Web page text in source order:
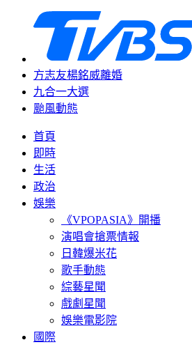
方志友楊銘威離婚
九合一大選
颱風動態
首頁
即時
生活
政治
娛樂
《VPOPASIA》開播
演唱會搶票情報
日韓爆米花
歌手動態
綜藝星聞
戲劇星聞
娛樂電影院
國際